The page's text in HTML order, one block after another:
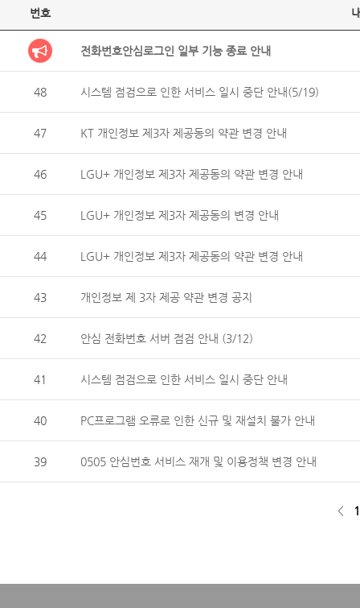
번호
전화번호안심로그인 일부 기능 종료 안내
48 시스템 점검으로 인한 서비스 일시 중단 안내(5/19)
47 KT 개인정보 제3자 제공동의 약관 변경 안내
46 LGU+ 개인정보 제3자 제공동의 약관 변경 안내
45 LGU+ 개인정보 제3자 제공동의 변경 안내
44 LGU+ 개인정보 제3자 제공동의 약관 변경 안내
43 개인정보 제 3자 제공 약관 변경 공지
42 안심 전화번호 서버 점검 안내 (3/12)
41 시스템 점검으로 인한 서비스 일시 중단 안내
40 PC프로그램 오류로 인한 신규 및 재설치 불가 안내
39 0505 안심번호 서비스 재개 및 이용정책 변경 안내
< 1